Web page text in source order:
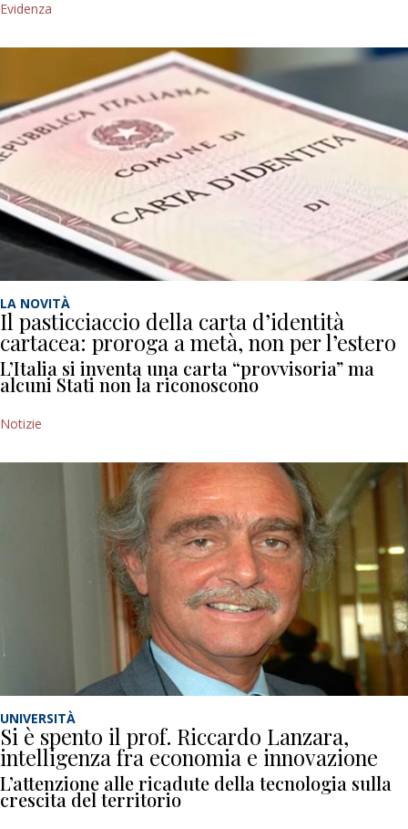
Evidenza
LA NOVITÀ
Il pasticciaccio della carta d’identità
cartacea: proroga a metà, non per l’estero
L’Italia si inventa una carta “provvisoria” ma
alcuni Stati non la riconoscono
Notizie
UNIVERSITÀ
Si è spento il prof. Riccardo Lanzara,
intelligenza fra economia e innovazione
L’attenzione alle ricadute della tecnologia sulla
crescita del territorio